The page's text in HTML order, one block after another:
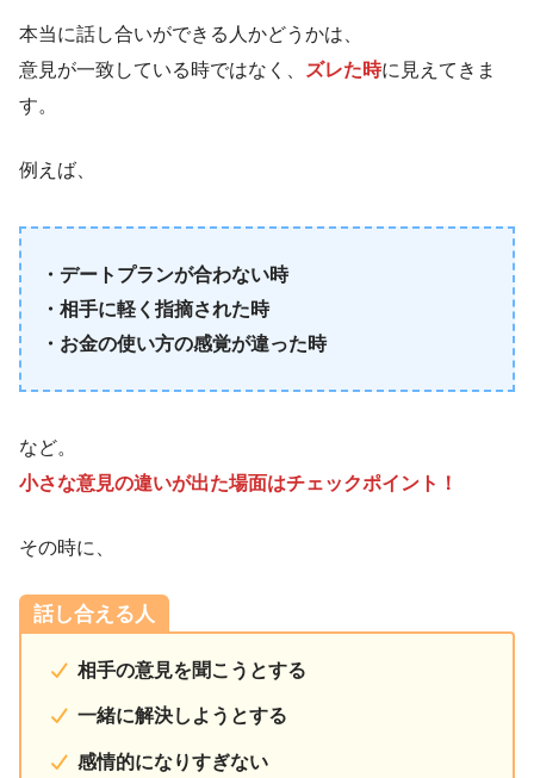
本当に話し合いができる人かどうかは、
意見が一致している時ではなく、
ズレた時に見えてきま
す。
例えば、
・デートプランが合わない時
・相手に軽く指摘された時
・お金の使い方の感覚が違った時
など。
小さな意見の違いが出た場面はチェックポイント！
その時に、
話し合える人
相手の意見を聞こうとする
一緒に解決しようとする
感情的になりすぎない